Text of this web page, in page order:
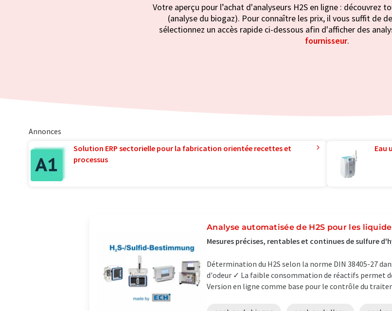
Votre aperçu pour l’achat d'analyseurs H2S en ligne : découvrez
(analyse du biogaz). Pour connaître les prix, il vous suffit de
sélectionnez un accès rapide ci-dessous afin d'afficher des
fournisseur.
Annonces
Solution ERP sectorielle pour la fabrication orientée recettes et
processus
Eau
Analyse automatisée de H2S pour les
Mesures précises, rentables et continues de sulfure
Détermination du H2S selon la norme DIN 38405-27
d'odeur ✓ La faible consommation de réactifs permet
Version en ligne comme base pour le contrôle du